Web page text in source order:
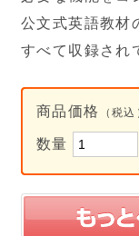
公文式英語教材
すべて収録され
商品価格 （税込
数量